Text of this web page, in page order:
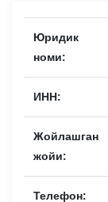
Юридик
номи:
ИНН:
Жойлашган
жойи:
Телефон: